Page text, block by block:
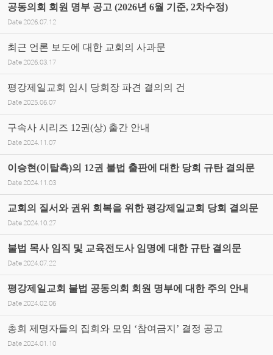
공동의회 회원 명부 공고 (2026년 6월 기준, 2차수정)
Date 2026.07.12
최근 언론 보도에 대한 교회의 사과문
Date 2026.03.17
평강제일교회 임시 당회장 파견 결의의 건
Date 2025.06.07
구속사 시리즈 12권(상) 출간 안내
Date 2024.11.07
이승현(이탈측)의 12권 불법 출판에 대한 당회 규탄 결의문
Date 2024.11.03
교회의 질서와 권위 회복을 위한 평강제일교회 당회 결의문
Date 2024.10.27
불법 목사 임직 및 교육전도사 임명에 대한 규탄 결의문
Date 2024.07.22
평강제일교회 불법 공동의회 회원 명부에 대한 주의 안내
Date 2024.02.06
총회 제명자들의 집회와 모임 ‘참여금지’ 결정 공고
Date 2024.01.10